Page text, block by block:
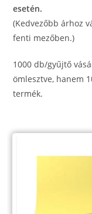
esetén.
(Kedvezőbb árhoz
fenti mezőben.)
1000 db/gyűjtő
ömlesztve, hanem
termék.